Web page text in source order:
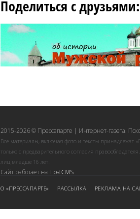
Поделиться с друзьями:
2015-2026 © Прессапарте | Интернет-газета.
Все материалы, включая фото и тексты принадлежат
только с предварительного согласия
лиц младше 16 лет.
Сайт работает на HostCMS
О «ПРЕССАПАРТЕ» РАССЫЛКА РЕКЛАМА НА